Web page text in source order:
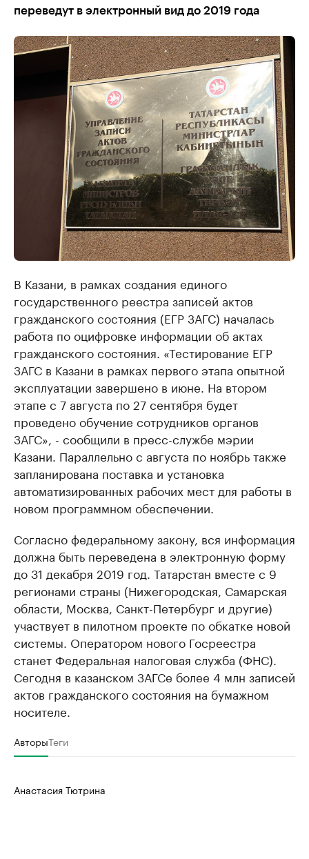
переведут в электронный вид до 2019 года
В Казани, в рамках создания единого
государственного реестра записей актов
гражданского состояния (ЕГР ЗАГС) началась
работа по оцифровке информации об актах
гражданского состояния. «Тестирование ЕГР
ЗАГС в Казани в рамках первого этапа опытной
эксплуатации завершено в июне. На втором
этапе с 7 августа по 27 сентября будет
проведено обучение сотрудников органов
ЗАГС», - сообщили в пресс-службе мэрии
Казани. Параллельно с августа по ноябрь также
запланирована поставка и установка
автоматизированных рабочих мест для работы в
новом программном обеспечении.
Согласно федеральному закону, вся информация
должна быть переведена в электронную форму
до 31 декабря 2019 год. Татарстан вместе с 9
регионами страны (Нижегородская, Самарская
области, Москва, Санкт-Петербург и другие)
участвует в пилотном проекте по обкатке новой
системы. Оператором нового Госреестра
станет Федеральная налоговая служба (ФНС).
Сегодня в казанском ЗАГСе более 4 млн записей
актов гражданского состояния на бумажном
носителе.
АвторыТеги
Анастасия Тютрина